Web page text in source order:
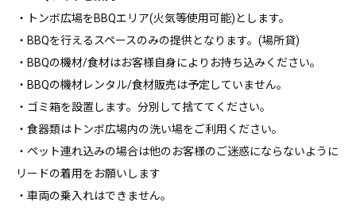
・トンボ広場をBBQエリア(火気等使用可能)とします。
・BBQを行えるスペースのみの提供となります。(場所貸)
・BBQの機材/食材はお客様自身によりお持ち込みください。
・BBQの機材レンタル/食材販売は予定していません。
・ゴミ箱を設置します。分別して捨ててください。
・食器類はトンボ広場内の洗い場をご利用ください。
・ペット連れ込みの場合は他のお客様のご迷惑にならないように
リードの着用をお願いします
・車両の乗入れはできません。